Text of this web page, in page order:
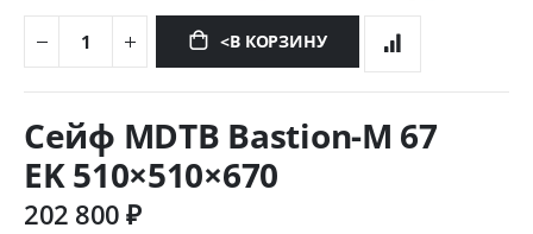
<В КОРЗИНУ
началу
изображений
Сейф MDTB Bastion-M 67
EK 510×510×670
202 800 ₽